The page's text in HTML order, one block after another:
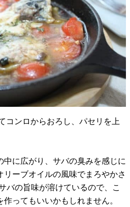
コンロからおろし、パセリを上
中に広がり、サバの臭みを感じに
リーブオイルの風味でまろやかさ
バの旨味が溶けているので、こ
ってもいいかもしれません。